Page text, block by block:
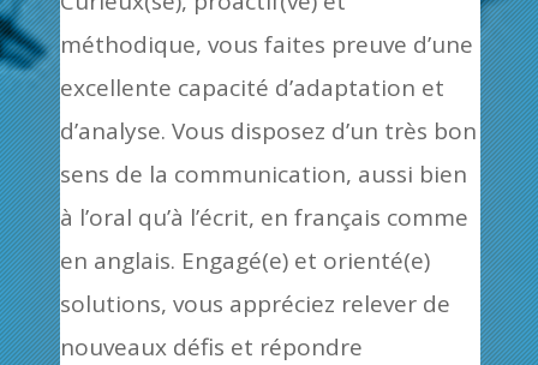
méthodique, vous faites preuve d’une
excellente capacité d’adaptation et
d’analyse. Vous disposez d’un très bon
sens de la communication, aussi bien
à l’oral qu’à l’écrit, en français comme
en anglais. Engagé(e) et orienté(e)
solutions, vous appréciez relever de
nouveaux défis et répondre